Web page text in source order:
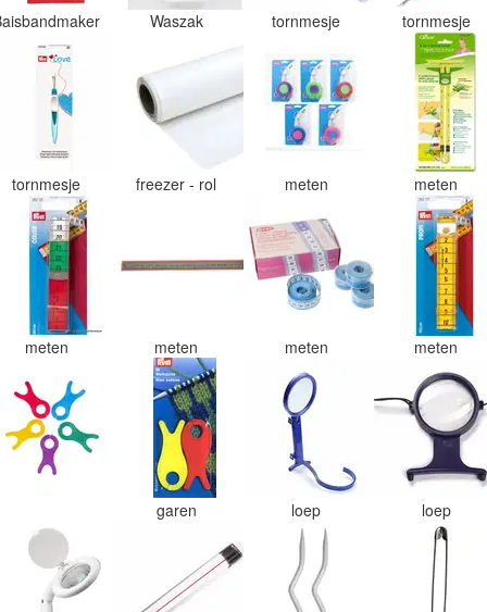
Waszak tornmesje tornmesje
tornmesje freezer - rol meten meten
meten meten meten meten
garen loep loep